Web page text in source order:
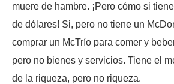
muere de hambre. ¡Pero cómo si
de dólares! Si, pero no tiene un
comprar un McTrío para comer y
pero no bienes y servicios. Tiene el
de la riqueza, pero no riqueza.